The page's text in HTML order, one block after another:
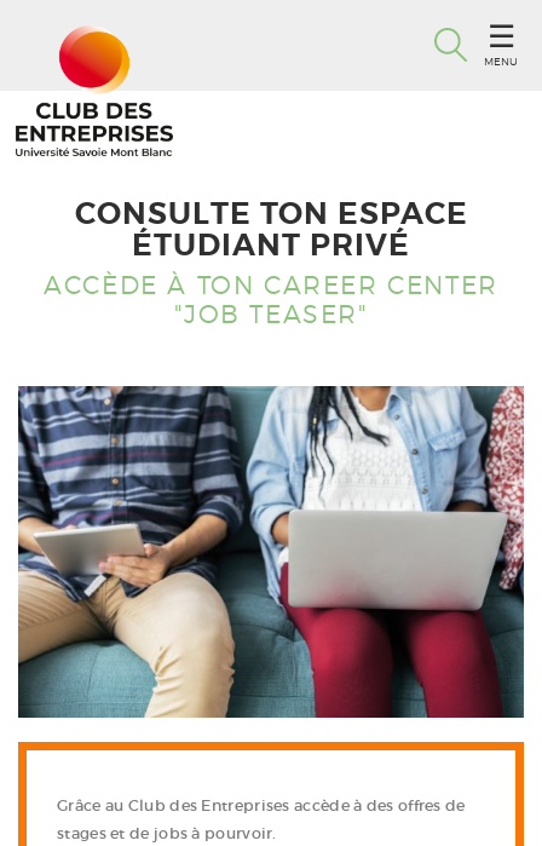
MENU
CONSULTE TON ESPACE
ÉTUDIANT PRIVÉ
ACCÈDE À TON CAREER CENTER
"JOB TEASER"
Grâce au Club des Entreprises accède à des offres de
stages et de jobs à pourvoir.